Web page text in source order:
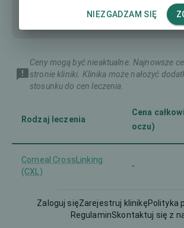
Ceny mogą być nieaktualne. Najnowsze
stronie kliniki. Klinika może nałożyć
stosunku do cen leczenia.
Rodzaj leczenia
Cena
oczu)
Corneal CrossLinking
(CXL)
-
Femto-LASIK 3990 €
Zaloguj sięZarejestruj klinikęPolityka
RegulaminSkontaktuj się z
NIEZGADZAM SIĘ